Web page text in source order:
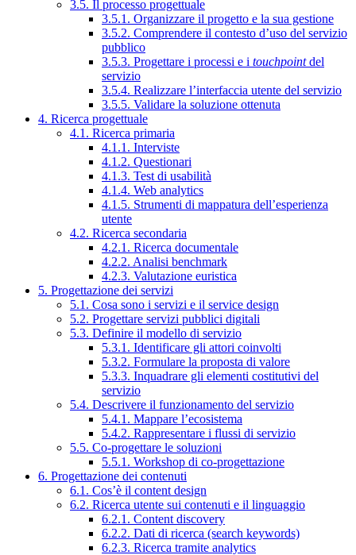
3.5. Il processo progettuale
3.5.1. Organizzare il progetto e la sua gestione
3.5.2. Comprendere il contesto d’uso del servizio
pubblico
3.5.3. Progettare i processi e i touchpointdel
servizio
3.5.4. Realizzare l’interfaccia utente del servizio
3.5.5. Validare la soluzione ottenuta
4. Ricerca progettuale
4.1. Ricerca primaria
4.1.1. Interviste
4.1.2. Questionari
4.1.3. Test di usabilità
4.1.4. Web analytics
4.1.5. Strumenti di mappatura dell’esperienza
utente
4.2. Ricerca secondaria
4.2.1. Ricerca documentale
4.2.2. Analisi benchmark
4.2.3. Valutazione euristica
5. Progettazione dei servizi
5.1. Cosa sono i servizi e il service design
5.2. Progettare servizi pubblici digitali
5.3. Definire il modello di servizio
5.3.1. Identificare gli attori coinvolti
5.3.2. Formulare la proposta di valore
5.3.3. Inquadrare gli elementi costitutivi del
servizio
5.4. Descrivere il funzionamento del servizio
5.4.1. Mappare l’ecosistema
5.4.2. Rappresentare i flussi di servizio
5.5. Co-progettare le soluzioni
5.5.1. Workshop di co-progettazione
6. Progettazione dei contenuti
6.1. Cos’è il content design
6.2. Ricerca utente sui contenuti e il linguaggio
6.2.1. Content discovery
6.2.2. Dati di ricerca (search keywords)
6.2.3. Ricerca tramite analytics